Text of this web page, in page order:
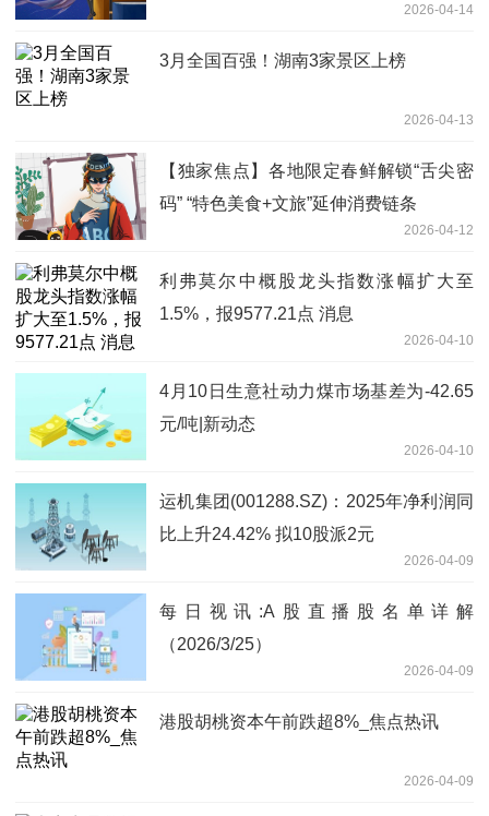
2026-04-14
3月全国百强！湖南3家景区上榜
2026-04-13
【独家焦点】各地限定春鲜解锁“舌尖密
码” “特色美食+文旅”延伸消费链条
2026-04-12
利弗莫尔中概股龙头指数涨幅扩大至
1.5%，报9577.21点 消息
2026-04-10
4月10日生意社动力煤市场基差为-42.65
元/吨|新动态
2026-04-10
运机集团(001288.SZ)：2025年净利润同
比上升24.42% 拟10股派2元
2026-04-09
每日视讯:A股直播股名单详解
（2026/3/25）
2026-04-09
港股胡桃资本午前跌超8%_焦点热讯
2026-04-09